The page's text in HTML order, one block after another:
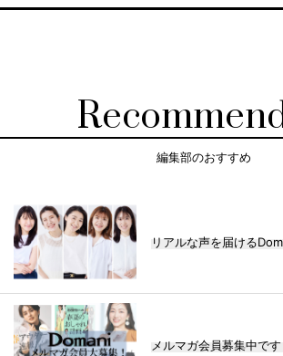
編集部のおすすめ
リアルな声を届ける
メルマガ会員募集中です